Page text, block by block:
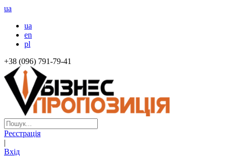
ua
ua
en
pl
+38 (096) 791-79-41
Реєстрація
|
Вхід